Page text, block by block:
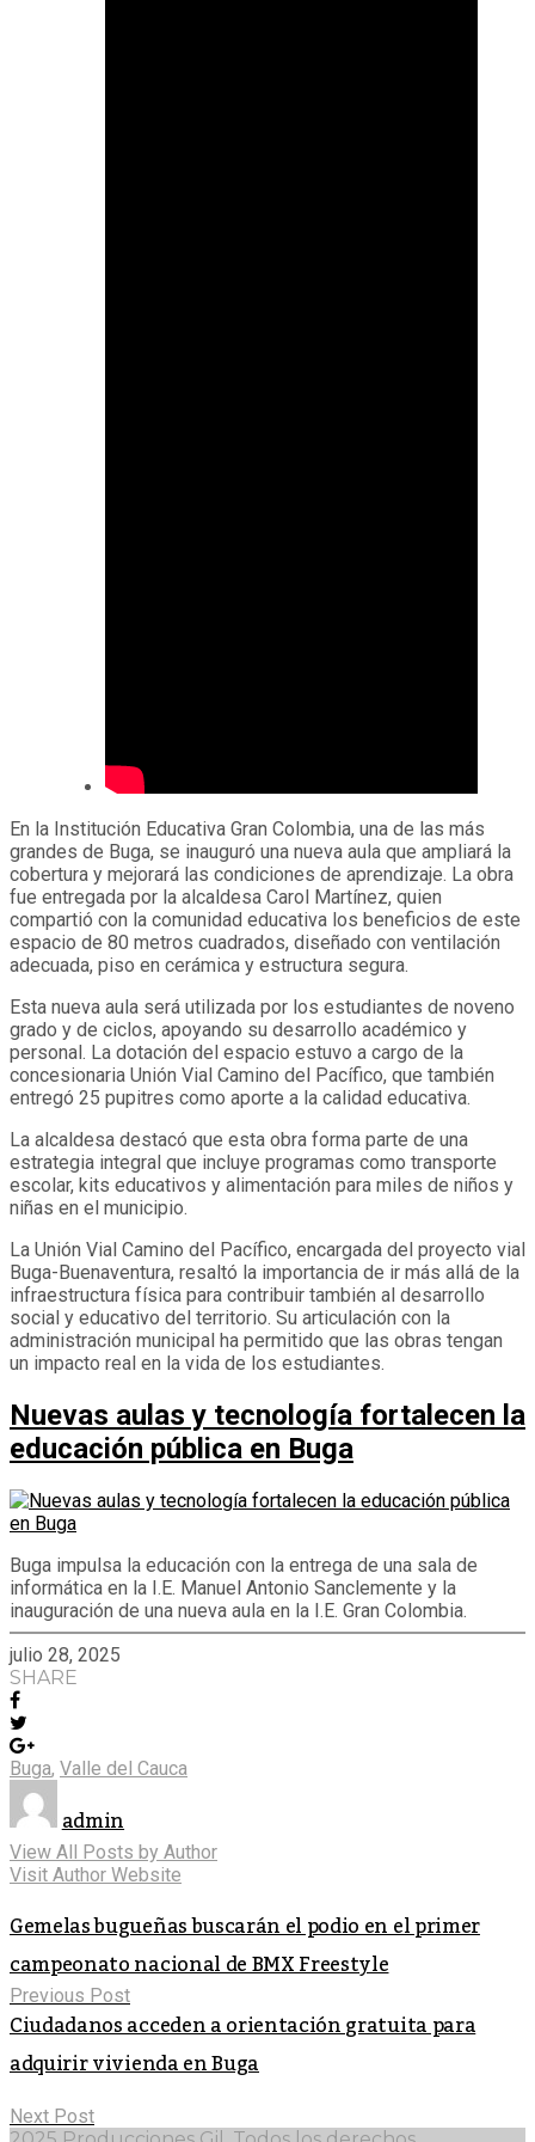
En la Institución Educativa Gran Colombia, una de las más
grandes de Buga, se inauguró una nueva aula que ampliará la
cobertura y mejorará las condiciones de aprendizaje. La obra
fue entregada por la alcaldesa Carol Martínez, quien
compartió con la comunidad educativa los beneficios de este
espacio de 80 metros cuadrados, diseñado con ventilación
adecuada, piso en cerámica y estructura segura.
Esta nueva aula será utilizada por los estudiantes de noveno
grado y de ciclos, apoyando su desarrollo académico y
personal. La dotación del espacio estuvo a cargo de la
concesionaria Unión Vial Camino del Pacífico, que también
entregó 25 pupitres como aporte a la calidad educativa.
La alcaldesa destacó que esta obra forma parte de una
estrategia integral que incluye programas como transporte
escolar, kits educativos y alimentación para miles de niños y
niñas en el municipio.
La Unión Vial Camino del Pacífico, encargada del proyecto vial
Buga-Buenaventura, resaltó la importancia de ir más allá de la
infraestructura física para contribuir también al desarrollo
social y educativo del territorio. Su articulación con la
administración municipal ha permitido que las obras tengan
un impacto real en la vida de los estudiantes.
Nuevas aulas y tecnología fortalecen la
educación pública en Buga
Buga impulsa la educación con la entrega de una sala de
informática en la I.E. Manuel Antonio Sanclemente y la
inauguración de una nueva aula en la I.E. Gran Colombia.
julio 28, 2025
SHARE
Buga, Valle del Cauca
admin
View All Posts by Author
Visit Author Website
Gemelas bugueñas buscarán el podio en el primer
campeonato nacional de BMX Freestyle
Previous Post
Ciudadanos acceden a orientación gratuita para
adquirir vivienda en Buga
Next Post